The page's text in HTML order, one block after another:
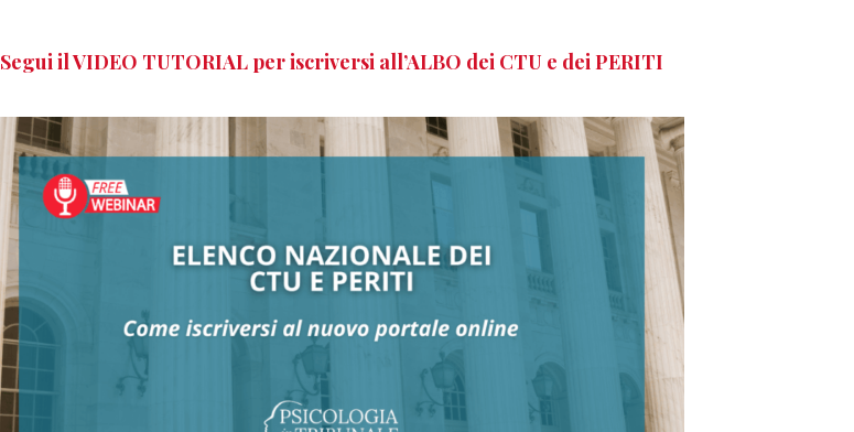
Segui il VIDEO TUTORIAL per iscriversi all’ALBO dei CTU e dei PERITI